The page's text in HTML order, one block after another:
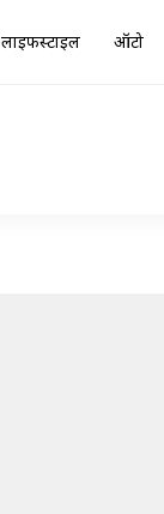
लाइफस्टाइल ऑटो